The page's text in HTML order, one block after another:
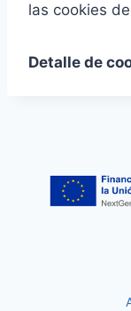
las cookies
Detalle de